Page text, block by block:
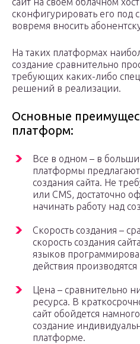
сконфигурировать его под
вовремя вносить
На таких платформах
создание сравнительно
требующих каких-либо
решений в реализации.
Основные
платформ:
Все в одном – в
платформы
создания сайта. Не
или CMS, достаточно
начинать работу над
Скорость создания –
скорость создания
языков
действия
Цена – сравнительно
ресурса. В
сайт обойдется
создание
платформе.